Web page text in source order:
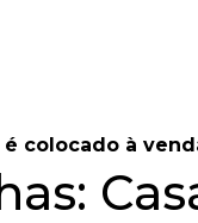
é colocado à